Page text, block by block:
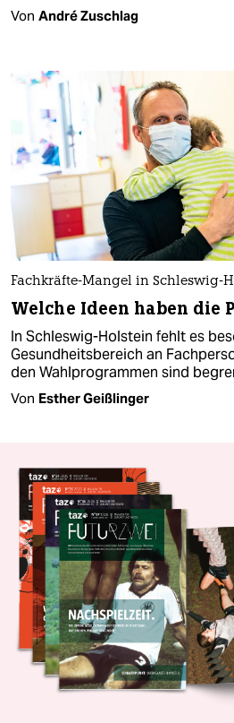
Von André Zuschlag
Fachkräfte-Mangel in Schleswig-
Welche Ideen haben die
In Schleswig-Holstein fehlt es
Gesundheitsbereich an
den Wahlprogrammen sind
Von Esther Geißlinger